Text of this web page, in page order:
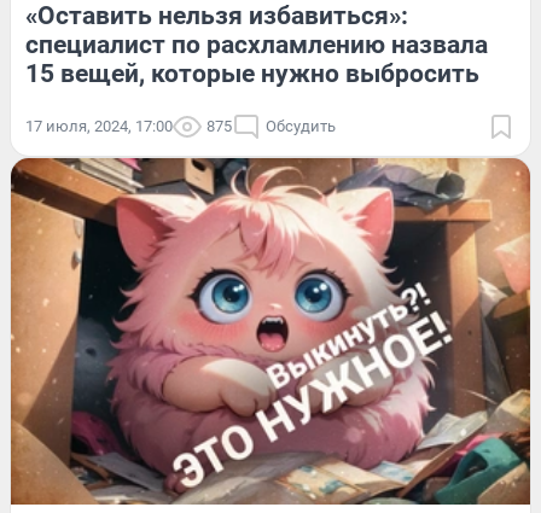
«Оставить нельзя избавиться»:
специалист по расхламлению назвала
15 вещей, которые нужно выбросить
17 июля, 2024, 17:00 875 Обсудить